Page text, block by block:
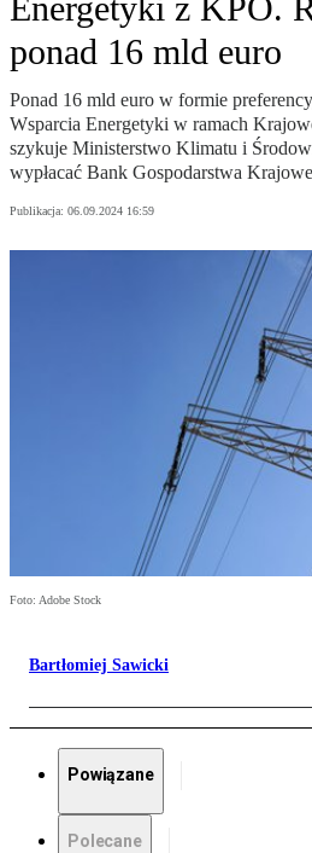
ponad 16 mld euro
Ponad 16 mld euro w formie
Wsparcia Energetyki w ramach
szykuje Ministerstwo Klimatu i
wypłacać Bank Gospodarstwa
Publikacja: 06.09.2024 16:59
Foto: Adobe Stock
Bartłomiej Sawicki
Powiązane
Polecane